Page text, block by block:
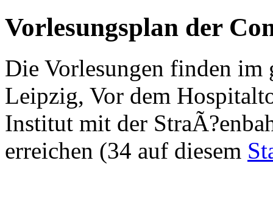
Vorlesungsplan der
Die Vorlesungen finden im
Leipzig, Vor dem
Institut mit der
erreichen (34 auf diesem